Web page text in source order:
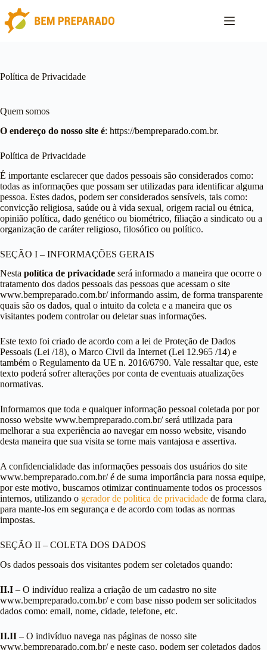
para
conteúdo
Política de Privacidade
Quem somos
O endereço do nosso site é: https://bempreparado.com.br.
Política de Privacidade
É importante esclarecer que dados pessoais são considerados como:
todas as informações que possam ser utilizadas para identificar alguma
pessoa. Estes dados, podem ser considerados sensíveis, tais como:
convicção religiosa, saúde ou à vida sexual, origem racial ou étnica,
opinião política, dado genético ou biométrico, filiação a sindicato ou a
organização de caráter religioso, filosófico ou político.
SEÇÃO I – INFORMAÇÕES GERAIS
Nesta política de privacidade será informado a maneira que ocorre o
tratamento dos dados pessoais das pessoas que acessam o site
www.bempreparado.com.br/ informando assim, de forma transparente
quais são os dados, qual o intuito da coleta e a maneira que os
visitantes podem controlar ou deletar suas informações.
Este texto foi criado de acordo com a lei de Proteção de Dados
Pessoais (Lei /18), o Marco Civil da Internet (Lei 12.965 /14) e
também o Regulamento da UE n. 2016/6790. Vale ressaltar que, este
texto poderá sofrer alterações por conta de eventuais atualizações
normativas.
Informamos que toda e qualquer informação pessoal coletada por por
nosso website www.bempreparado.com.br/ será utilizada para
melhorar a sua experiência ao navegar em nosso website, visando
desta maneira que sua visita se torne mais vantajosa e assertiva.
A confidencialidade das informações pessoais dos usuários do site
www.bempreparado.com.br/ é de suma importância para nossa equipe,
por este motivo, buscamos otimizar continuamente todos os processos
internos, utilizando o gerador de politica de privacidade de forma clara,
para mante-los em segurança e de acordo com todas as normas
impostas.
SEÇÃO II – COLETA DOS DADOS
Os dados pessoais dos visitantes podem ser coletados quando:
II.I – O indivíduo realiza a criação de um cadastro no site
www.bempreparado.com.br/ e com base nisso podem ser solicitados
dados como: email, nome, cidade, telefone, etc.
II.II – O indivíduo navega nas páginas de nosso site
www.bempreparado.com.br/ e neste caso, podem ser coletados dados